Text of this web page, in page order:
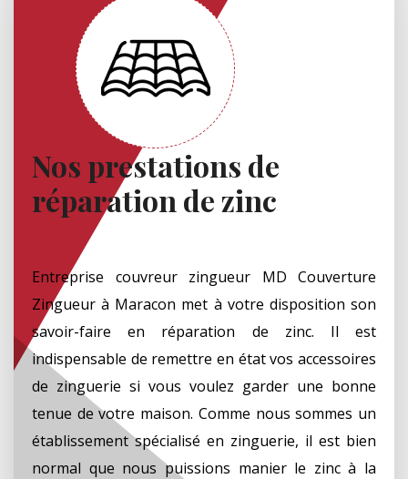
Nos prestations de
réparation de zinc
Entreprise couvreur zingueur MD Couverture
Zingueur à Maracon met à votre disposition son
savoir-faire en réparation de zinc. Il est
indispensable de remettre en état vos accessoires
de zinguerie si vous voulez garder une bonne
tenue de votre maison. Comme nous sommes un
établissement spécialisé en zinguerie, il est bien
normal que nous puissions manier le zinc à la